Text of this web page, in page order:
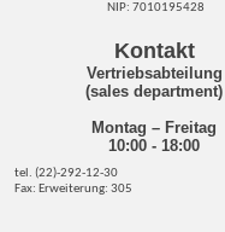
NIP: 7010195428
Kontakt
Vertriebsabteilung
(sales department)
Montag – Freitag
10:00 - 18:00
tel. (22)-292-12-30
Fax: Erweiterung: 305